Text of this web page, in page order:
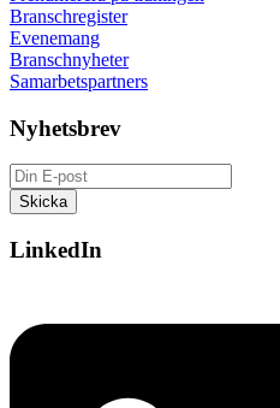
Branschregister
Evenemang
Branschnyheter
Samarbetspartners
Nyhetsbrev
LinkedIn